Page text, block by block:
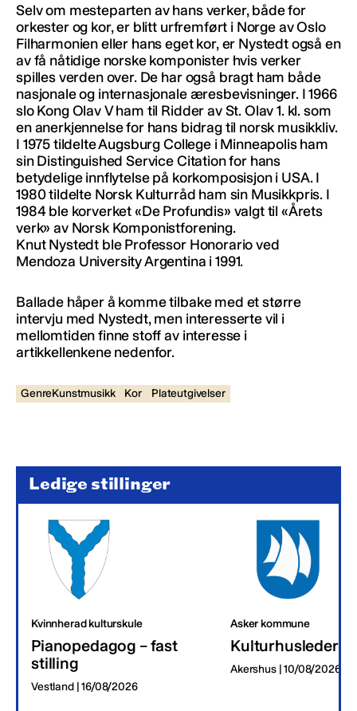
Selv om mesteparten av hans verker, både for
orkester og kor, er blitt urfremført i Norge av Oslo
Filharmonien eller hans eget kor, er Nystedt også en
av få nåtidige norske komponister hvis verker
spilles verden over. De har også bragt ham både
nasjonale og internasjonale æresbevisninger. I 1966
slo Kong Olav V ham til Ridder av St. Olav 1. kl. som
en anerkjennelse for hans bidrag til norsk musikkliv.
I 1975 tildelte Augsburg College i Minneapolis ham
sin Distinguished Service Citation for hans
betydelige innflytelse på korkomposisjon i USA. I
1980 tildelte Norsk Kulturråd ham sin Musikkpris. I
1984 ble korverket «De Profundis» valgt til «Årets
verk» av Norsk Komponistforening.
Knut Nystedt ble Professor Honorario ved
Mendoza University Argentina i 1991.
Ballade håper å komme tilbake med et større
intervju med Nystedt, men interesserte vil i
mellomtiden finne stoff av interesse i
artikkellenkene nedenfor.
GenreKunstmusikk Kor Plateutgivelser
Ledige stillinger
Kvinnherad kulturskule
Pianopedagog – fast
stilling
Vestland | 16/08/2026
Asker kommune
Kulturhusleder
Akershus | 10/08/2026